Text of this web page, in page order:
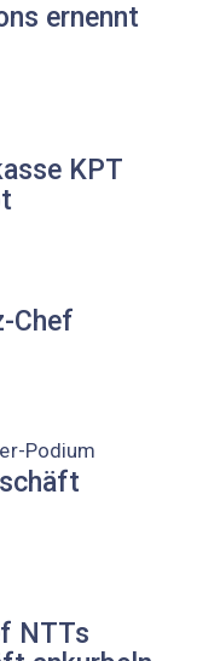
ernennt
KPT
Chef
Podium
NTTs